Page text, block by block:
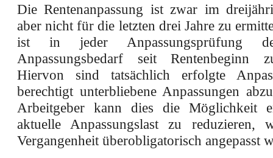
Die Rentenanpassung ist zwar im
aber nicht für die letzten drei Jahre zu
ist in jeder Anpassungsprüfung
Anpassungsbedarf seit Rentenbeginn
Hiervon sind tatsächlich erfolgte
berechtigt unterbliebene Anpassungen
Arbeitgeber kann dies die Möglichkeit
aktuelle Anpassungslast zu reduzieren,
Vergangenheit überobligatorisch angepasst